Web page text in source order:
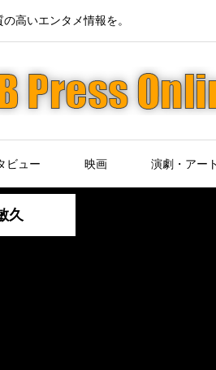
高いエンタメ情報を。
ビュー 映画 演劇・アー
久